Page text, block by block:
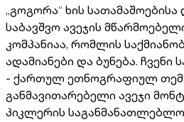
„გოგორა“ ხის
საბავშვო ავეჯის
კომპანიაა, რომლის
ადამიანები და ბუნება. ჩვენი
- ქართულ ეთნოგრაფიულ
განმავითარებელი ავეჯი
პიკლერის